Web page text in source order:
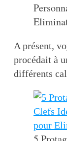
A présent,
procédait à
différents